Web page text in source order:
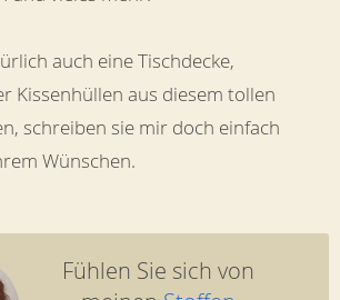
auch eine Tischdecke,
Kissenhüllen aus diesem tollen
schreiben sie mir doch einfach
Wünschen.
Fühlen Sie sich von